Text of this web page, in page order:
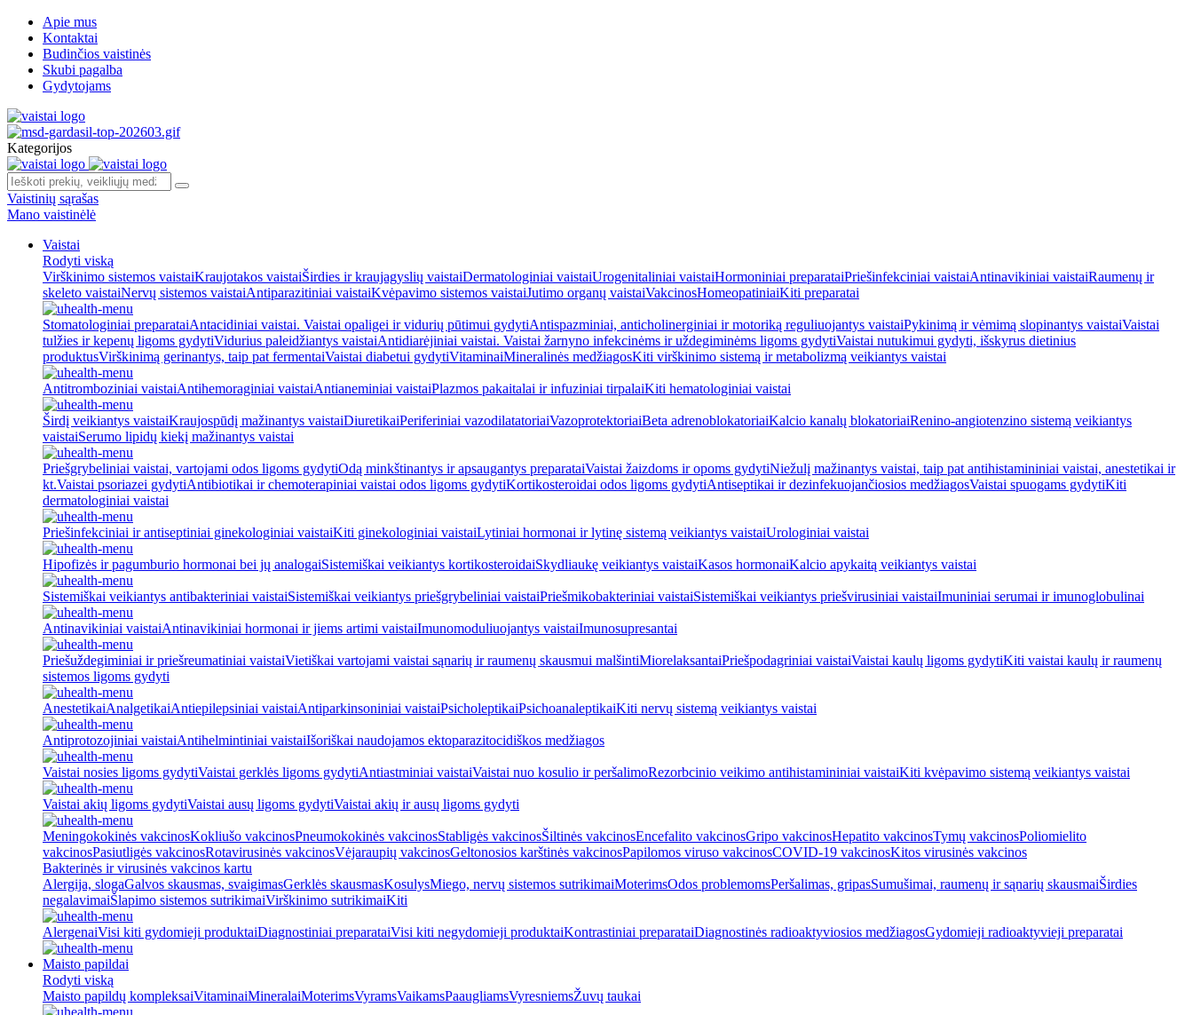
Apie mus
Kontaktai
Budinčios vaistinės
Skubi pagalba
Gydytojams
Kategorijos
Vaistinių sąrašas
Mano vaistinėlė
Vaistai
Rodyti viską
Virškinimo sistemos vaistaiKraujotakos vaistaiŠirdies ir kraujagyslių vaistaiDermatologiniai vaistaiUrogenitaliniai vaistaiHormoniniai preparataiPriešinfekciniai vaistaiAntinavikiniai vaistaiRaumenų ir
skeleto vaistaiNervų sistemos vaistaiAntiparazitiniai vaistaiKvėpavimo sistemos vaistaiJutimo organų vaistaiVakcinosHomeopatiniaiKiti preparatai
Stomatologiniai preparataiAntacidiniai vaistai. Vaistai opaligei ir vidurių pūtimui gydytiAntispazminiai, anticholinerginiai ir motoriką reguliuojantys vaistaiPykinimą ir vėmimą slopinantys vaistaiVaistai
tulžies ir kepenų ligoms gydytiVidurius paleidžiantys vaistaiAntidiarėjiniai vaistai. Vaistai žarnyno infekcinėms ir uždegiminėms ligoms gydytiVaistai nutukimui gydyti, išskyrus dietinius
produktusVirškinimą gerinantys, taip pat fermentaiVaistai diabetui gydytiVitaminaiMineralinės medžiagosKiti virškinimo sistemą ir metabolizmą veikiantys vaistai
Antitromboziniai vaistaiAntihemoraginiai vaistaiAntianeminiai vaistaiPlazmos pakaitalai ir infuziniai tirpalaiKiti hematologiniai vaistai
Širdį veikiantys vaistaiKraujospūdį mažinantys vaistaiDiuretikaiPeriferiniai vazodilatatoriaiVazoprotektoriaiBeta adrenoblokatoriaiKalcio kanalų blokatoriaiRenino-angiotenzino sistemą veikiantys
vaistaiSerumo lipidų kiekį mažinantys vaistai
Priešgrybeliniai vaistai, vartojami odos ligoms gydytiOdą minkštinantys ir apsaugantys preparataiVaistai žaizdoms ir opoms gydytiNiežulį mažinantys vaistai, taip pat antihistamininiai vaistai, anestetikai ir
kt.Vaistai psoriazei gydytiAntibiotikai ir chemoterapiniai vaistai odos ligoms gydytiKortikosteroidai odos ligoms gydytiAntiseptikai ir dezinfekuojančiosios medžiagosVaistai spuogams gydytiKiti
dermatologiniai vaistai
Priešinfekciniai ir antiseptiniai ginekologiniai vaistaiKiti ginekologiniai vaistaiLytiniai hormonai ir lytinę sistemą veikiantys vaistaiUrologiniai vaistai
Hipofizės ir pagumburio hormonai bei jų analogaiSistemiškai veikiantys kortikosteroidaiSkydliaukę veikiantys vaistaiKasos hormonaiKalcio apykaitą veikiantys vaistai
Sistemiškai veikiantys antibakteriniai vaistaiSistemiškai veikiantys priešgrybeliniai vaistaiPriešmikobakteriniai vaistaiSistemiškai veikiantys priešvirusiniai vaistaiImuniniai serumai ir imunoglobulinai
Antinavikiniai vaistaiAntinavikiniai hormonai ir jiems artimi vaistaiImunomoduliuojantys vaistaiImunosupresantai
Priešuždegiminiai ir priešreumatiniai vaistaiVietiškai vartojami vaistai sąnarių ir raumenų skausmui malšintiMiorelaksantaiPriešpodagriniai vaistaiVaistai kaulų ligoms gydytiKiti vaistai kaulų ir raumenų
sistemos ligoms gydyti
AnestetikaiAnalgetikaiAntiepilepsiniai vaistaiAntiparkinsoniniai vaistaiPsicholeptikaiPsichoanaleptikaiKiti nervų sistemą veikiantys vaistai
Antiprotozojiniai vaistaiAntihelmintiniai vaistaiIšoriškai naudojamos ektoparazitocidiškos medžiagos
Vaistai nosies ligoms gydytiVaistai gerklės ligoms gydytiAntiastminiai vaistaiVaistai nuo kosulio ir peršalimoRezorbcinio veikimo antihistamininiai vaistaiKiti kvėpavimo sistemą veikiantys vaistai
Vaistai akių ligoms gydytiVaistai ausų ligoms gydytiVaistai akių ir ausų ligoms gydyti
Meningokokinės vakcinosKokliušo vakcinosPneumokokinės vakcinosStabligės vakcinosŠiltinės vakcinosEncefalito vakcinosGripo vakcinosHepatito vakcinosTymų vakcinosPoliomielito
vakcinosPasiutligės vakcinosRotavirusinės vakcinosVėjaraupių vakcinosGeltonosios karštinės vakcinosPapilomos viruso vakcinosCOVID-19 vakcinosKitos virusinės vakcinos
Bakterinės ir virusinės vakcinos kartu
Alergija, slogaGalvos skausmas, svaigimasGerklės skausmasKosulysMiego, nervų sistemos sutrikimaiMoterimsOdos problemomsPeršalimas, gripasSumušimai, raumenų ir sąnarių skausmaiŠirdies
negalavimaiŠlapimo sistemos sutrikimaiVirškinimo sutrikimaiKiti
AlergenaiVisi kiti gydomieji produktaiDiagnostiniai preparataiVisi kiti negydomieji produktaiKontrastiniai preparataiDiagnostinės radioaktyviosios medžiagosGydomieji radioaktyvieji preparatai
Maisto papildai
Rodyti viską
Maisto papildų kompleksaiVitaminaiMineralaiMoterimsVyramsVaikamsPaaugliamsVyresniemsŽuvų taukai